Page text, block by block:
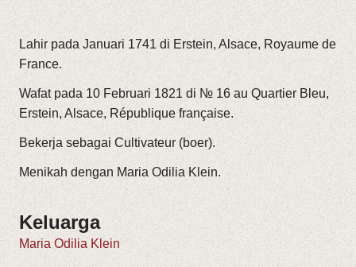
Lahir pada Januari 1741 di Erstein, Alsace, Royaume de
France.
Wafat pada 10 Februari 1821 di № 16 au Quartier Bleu,
Erstein, Alsace, République française.
Bekerja sebagai Cultivateur (boer).
Menikah dengan Maria Odilia Klein.
Keluarga
Maria Odilia Klein